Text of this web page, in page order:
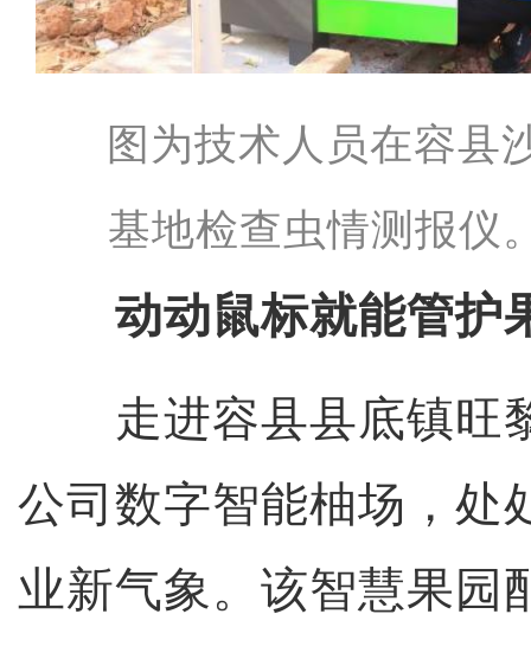
图为技术人员在容县
基地检查虫情测报仪
动动鼠标就能管护
走进容县县底镇旺
公司数字智能柚场，处
业新气象。该智慧果园